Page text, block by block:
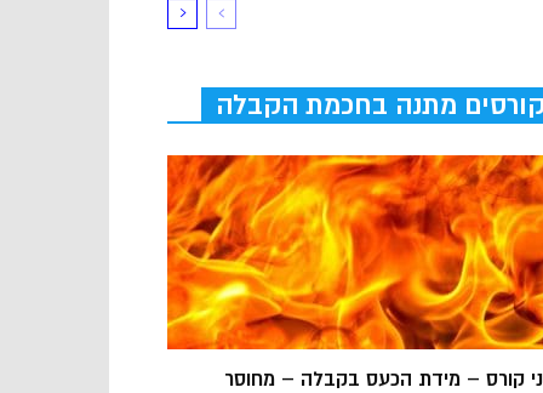
קורסים מתנה בחכמת הקבלה
קורס – מידת הכעס בקבלה – מחוסר